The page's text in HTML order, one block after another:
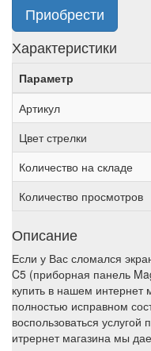
Приобрести
Характеристики
Параметр
Артикул
Цвет стрелки
Количество на складе
Количество просмотров
Описание
Если у Вас сломался
C5 (приборная панель
купить в нашем интернет
полностью исправном
воспользоваться
итрернет магазина мы